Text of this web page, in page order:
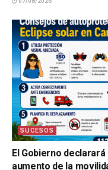
SUCESOS
El Gobierno
aumento de la